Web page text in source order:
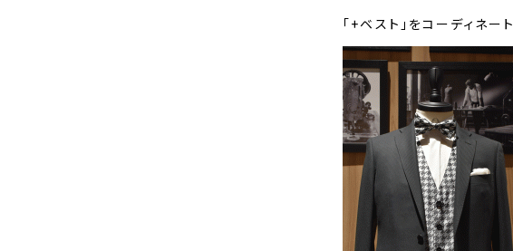
「+ベスト」をコーディネート